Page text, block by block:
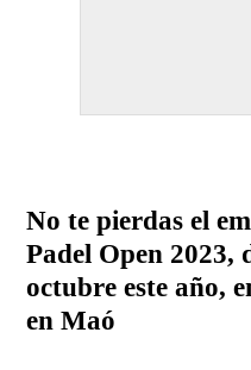
No te pierdas el
Padel Open 2023,
octubre este año,
en Maó